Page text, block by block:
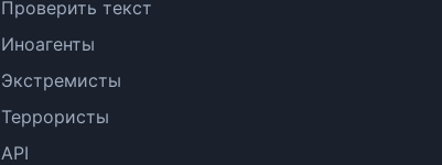
Проверить текст
Иноагенты
Экстремисты
Террористы
API